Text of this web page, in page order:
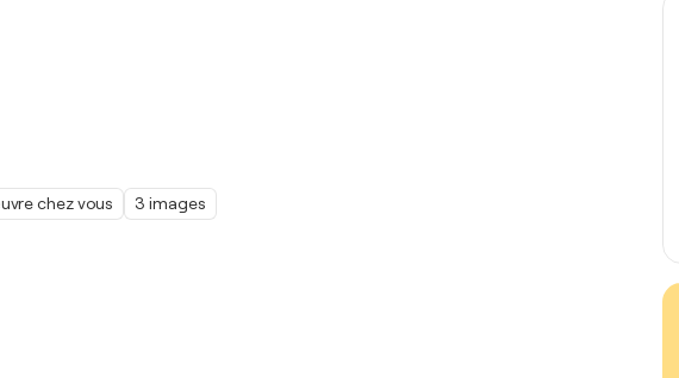
chez vous 3 images